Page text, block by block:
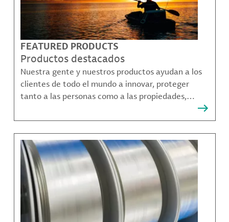
FEATURED PRODUCTS
Productos destacados
Nuestra gente y nuestros productos ayudan a los
clientes de todo el mundo a innovar, proteger
tanto a las personas como a las propiedades,
sostenibles de moverse, comunicarse y prosperar.